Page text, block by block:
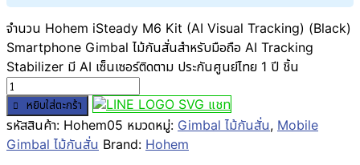
จำนวน Hohem iSteady M6 Kit (AI Visual Tracking) (Black)
Smartphone Gimbal ไม้กันสั่นสำหรับมือถือ AI Tracking
Stabilizer มี AI เซ็นเซอร์ติดตาม ประกันศูนย์ไทย 1 ปี ชิ้น
หยิบใส่ตะกร้า
แชท
รหัสสินค้า: Hohem05 หมวดหมู่: Gimbal ไม้กันสั่น, Mobile
Gimbal ไม้กันสั่น Brand: Hohem